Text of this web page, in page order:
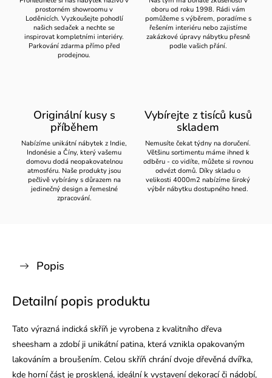
prostorném showroomu v
Loděnicích. Vyzkoušejte pohodlí
našich sedaček a nechte se
inspirovat kompletními interiéry.
Parkování zdarma přímo před
prodejnou.
oboru od roku 1998. Rádi vám
pomůžeme s výběrem, poradíme s
řešením interiéru nebo zajistíme
zakázkové úpravy nábytku přesně
podle vašich přání.
Originální kusy s
příběhem
Nabízíme unikátní nábytek z Indie,
Indonésie a Číny, který vašemu
domovu dodá neopakovatelnou
atmosféru. Naše produkty jsou
pečlivě vybírány s důrazem na
jedinečný design a řemeslné
zpracování.
Vybírejte z tisíců kusů
skladem
Nemusíte čekat týdny na doručení.
Většinu sortimentu máme ihned k
odběru - co vidíte, můžete si rovnou
odvézt domů. Díky skladu o
velikosti 4000m2 nabízíme široký
výběr nábytku dostupného hned.
Popis
Detailní popis produktu
Tato výrazná indická skříň je vyrobena z kvalitního dřeva
sheesham a zdobí ji unikátní patina, která vznikla opakovaným
lakováním a broušením. Celou skříň chrání dvoje dřevěná dvířka,
kde horní část je prosklená, ideální k vystavení dekorací či nádobí,